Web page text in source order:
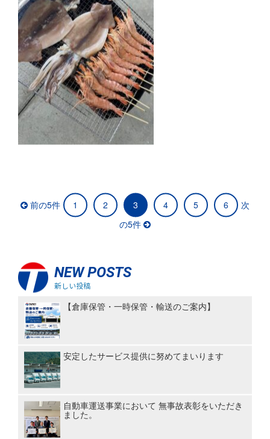
前の5件 1 2 3 4 5 6
次
の5件
NEW POSTS
新しい投稿
【倉庫保管・一時保管・輸送のご案内】
安定したサービス提供に努めてまいります
自動車運送事業において 無事故表彰をいただき
ました。